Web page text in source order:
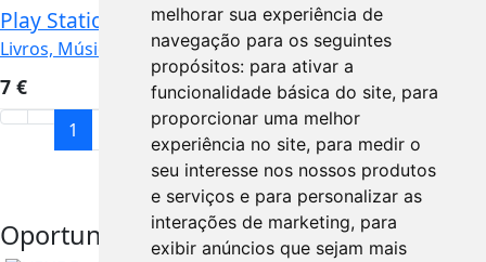
melhorar sua experiência de
navegação para os seguintes
propósitos: para ativar a
funcionalidade básica do site, para
proporcionar uma melhor
experiência no site, para medir o
seu interesse nos nossos produtos
e serviços e para personalizar as
interações de marketing, para
exibir anúncios que sejam mais
Play Station 2 - Guitar Hero Legends of Rock
Livros, Música, Filmes e Lazer Santarém
7 €
1
Oportunidades